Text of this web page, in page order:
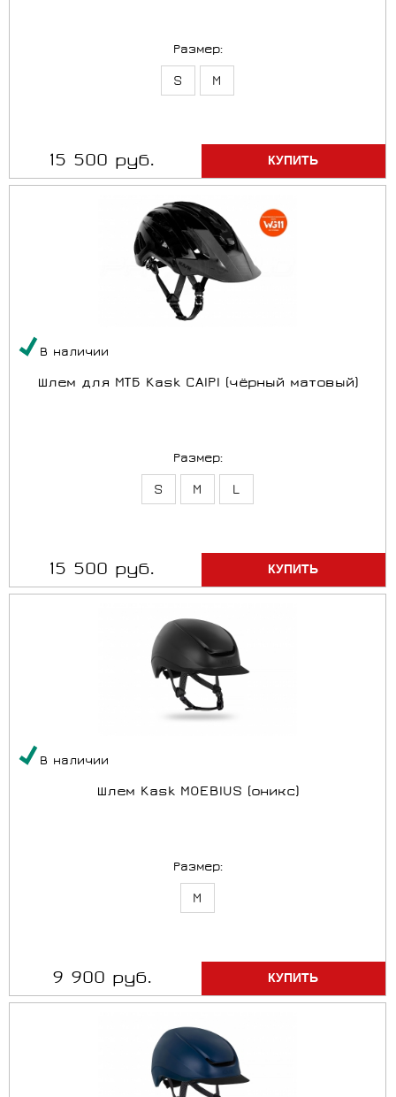
Размер:
S M
15 500 руб.
В наличии
Шлем для МТБ Kask CAIPI (чёрный матовый)
Размер:
S M L
15 500 руб.
В наличии
Шлем Kask MOEBIUS (оникс)
Размер:
M
9 900 руб.